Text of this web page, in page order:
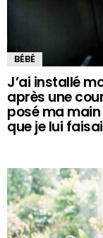
BÉBÉ
J’ai installé
après une
posé ma
que je lui